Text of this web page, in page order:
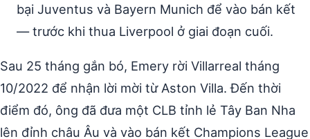
bại Juventus và Bayern Munich để vào bán kết
— trước khi thua Liverpool ở giai đoạn cuối.
Sau 25 tháng gắn bó, Emery rời Villarreal tháng
10/2022 để nhận lời mời từ Aston Villa. Đến thời
điểm đó, ông đã đưa một CLB tỉnh lẻ Tây Ban Nha
lên đỉnh châu Âu và vào bán kết Champions League